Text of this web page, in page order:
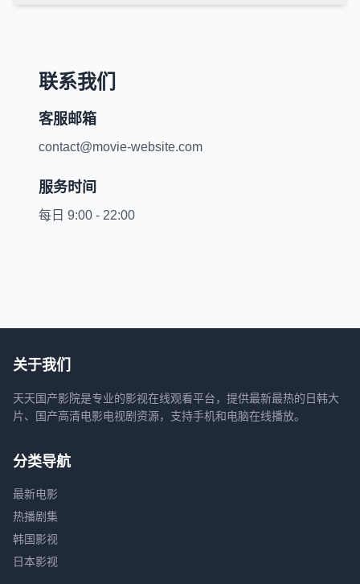
联系我们
客服邮箱
contact@movie-website.com
服务时间
每日 9:00 - 22:00
关于我们
天天国产影院是专业的影视在线观看平台，提供最新最热的日韩大
片、国产高清电影电视剧资源，支持手机和电脑在线播放。
分类导航
最新电影
热播剧集
韩国影视
日本影视